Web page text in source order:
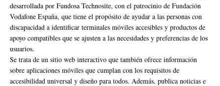
desarrollada por Fundosa Technosite, con el patrocinio de Fundación
Vodafone España, que tiene el propósito de ayudar a las personas con
discapacidad a identificar terminales móviles accesibles y productos de
apoyo compatibles que se ajusten a las necesidades y preferencias de los
usuarios.
Se trata de un sitio web interactivo que también ofrece información
sobre aplicaciones móviles que cumplan con los requisitos de
accesibilidad universal y diseño para todos. Además, publica noticias e